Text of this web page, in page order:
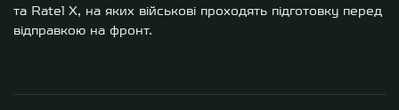
та Ratel X, на яких військові проходять підготовку перед
відправкою на фронт.